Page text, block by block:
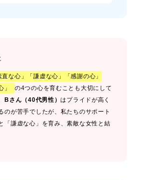
直な心」「謙虚な心」「感謝の心」
」
の4つの心を育むことも大切にして
Bさん（40代男性）はプライドが高く
のが苦手でしたが、私たちのサポート
「謙虚な心」を育み、素敵な女性と結